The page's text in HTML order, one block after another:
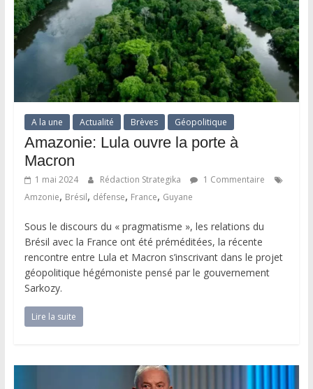
A la une Actualité Brèves Géopolitique
Amazonie: Lula ouvre la porte à
Macron
1 mai 2024 Rédaction Strategika
1 Commentaire
Amzonie, Brésil, défense, France, Guyane
Sous le discours du « pragmatisme », les relations du
Brésil avec la France ont été préméditées, la récente
rencontre entre Lula et Macron s’inscrivant dans le projet
géopolitique hégémoniste pensé par le gouvernement
Sarkozy.
Lire la suite